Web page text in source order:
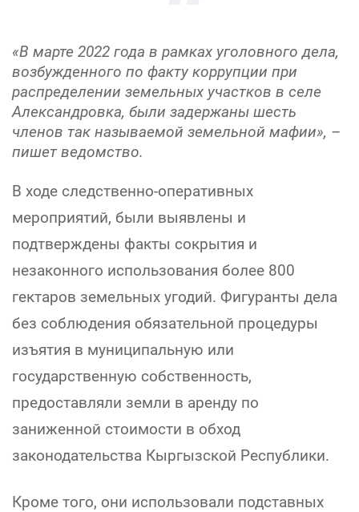
«В марте 2022 года в рамках уголовного дела,
возбужденного по факту коррупции при
распределении земельных участков в селе
Александровка, были задержаны шесть
членов так называемой земельной мафии», –
пишет ведомство.
В ходе следственно-оперативных
мероприятий, были выявлены и
подтверждены факты сокрытия и
незаконного использования более 800
гектаров земельных угодий. Фигуранты дела
без соблюдения обязательной процедуры
изъятия в муниципальную или
государственную собственность,
предоставляли земли в аренду по
заниженной стоимости в обход
законодательства Кыргызской Республики.
Кроме того, они использовали подставных